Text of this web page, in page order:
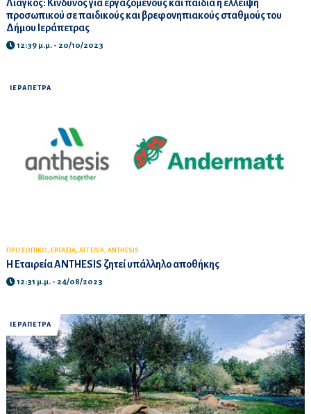
Λιάγκος: Κίνδυνος για εργαζόμενους και παιδιά η έλλειψη
προσωπικού σε παιδικούς και βρεφονηπιακούς σταθμούς του
Δήμου Ιεράπετρας
12:39 μ.μ. - 20/10/2023
ΙΕΡΑΠΕΤΡΑ
ΠΡΟΣΩΠΙΚΟ, ΕΡΓΑΣΙΑ, ΑΓΓΕΛΙΑ, ANTHESIS
Η Εταιρεία ANTHESIS ζητεί υπάλληλο αποθήκης
12:31 μ.μ. - 24/08/2023
ΙΕΡΑΠΕΤΡΑ